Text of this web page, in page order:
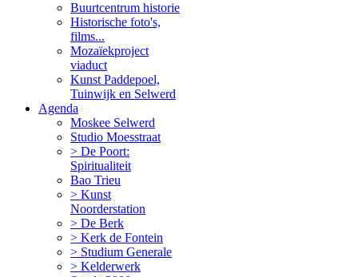
Buurtcentrum historie
Historische foto's,
films...
Mozaïekproject
viaduct
Kunst Paddepoel,
Tuinwijk en Selwerd
Agenda
Moskee Selwerd
Studio Moesstraat
> De Poort:
Spiritualiteit
Bao Trieu
> Kunst
Noorderstation
> De Berk
> Kerk de Fontein
> Studium Generale
> Kelderwerk